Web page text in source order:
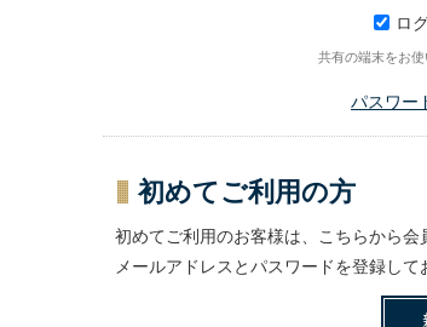
ロ
共有の端末をお
パスワー
初めてご利用の方
初めてご利用のお客様は、こちらから会
メールアドレスとパスワードを登録し